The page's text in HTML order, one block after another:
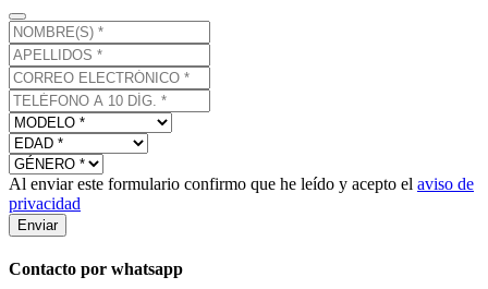
Al enviar este formulario confirmo que he leído y acepto el aviso de
privacidad
Enviar
Contacto por whatsapp